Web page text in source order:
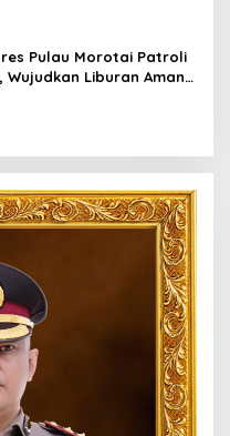
Pulau Morotai Patroli
Wujudkan Liburan Aman